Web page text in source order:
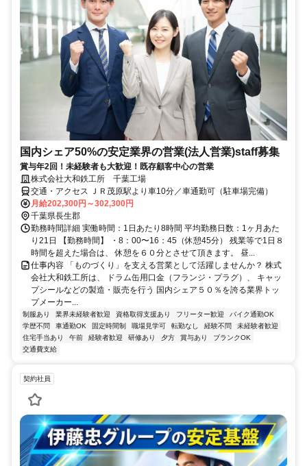
国内シェア50%の安定業界の営業(法人営業)staff募集
賞与年2回！未経験者も大歓迎！既存顧客中心の営業
株式会社大和鉄工所 千葉工場
交通・アクセス ＪＲ茂原駅より車10分／車通勤可（駐車場完備）
月給202,300円～302,300円
千葉県長生郡
勤務時間詳細 実働時間：1日あたり8時間 平均勤務日数：1ヶ月あた
り21日 【勤務時間】 ・8：00〜16：45（休憩45分） 残業等で1日８
時間を超えた場合は、 休憩を６０分とさせて頂きます。 昼...
仕事内容 「ものづくり」を支える営業として活躍しませんか？ 株式
会社大和鉄工所は、 ドラム缶用口金（フランジ・プラグ）、 キャッ
プシールなどの製造・販売を行う 国内シェア５０％を誇る業界トッ
プメーカー...
制服あり 業界未経験者歓迎 資格取得支援あり フリーター歓迎
バイク通勤OK
学歴不問
車通勤OK 固定時間制 職場見学可 転勤なし 経験不問
未経験者歓迎
住宅手当あり
午前 経験者歓迎 研修あり 夕方 賞与あり
ブランクOK
交通費支給
契約社員